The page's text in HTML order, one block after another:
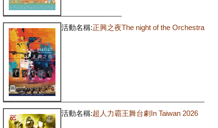
活動名稱:正興之夜The night of the Orchestra
活動名稱:超人力霸王舞台劇In Taiwan 2026